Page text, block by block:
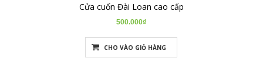
Cửa cuốn Đài Loan cao cấp
500.000₫
CHO VÀO GIỎ HÀNG